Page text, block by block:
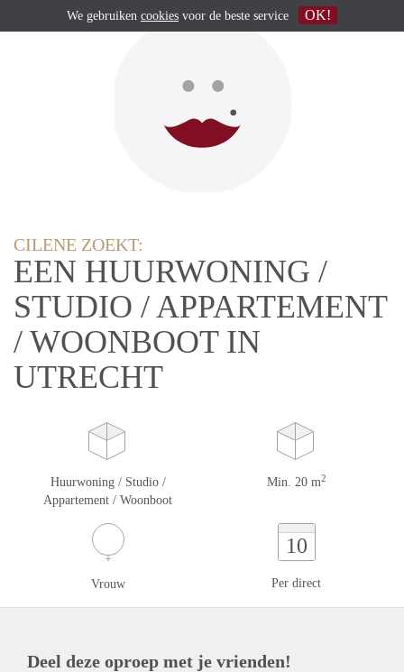
CILENE ZOEKT:
EEN HUURWONING /
STUDIO / APPARTEMENT
/ WOONBOOT IN
UTRECHT
Huurwoning / Studio /
Appartement / Woonboot
Min. 20 m2
Vrouw
10
Per direct
Deel deze oproep met je vrienden!
We gebruiken cookies voor de beste service OK!